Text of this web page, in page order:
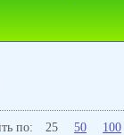
по: 25 50 100